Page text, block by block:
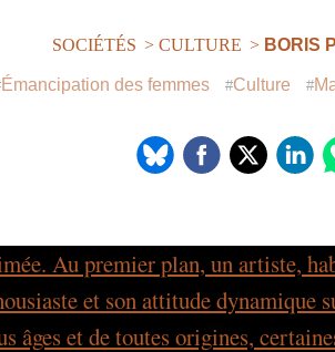
SOCIÉTÉS > CULTURE > BORIS
Émancipation des femmes Culture